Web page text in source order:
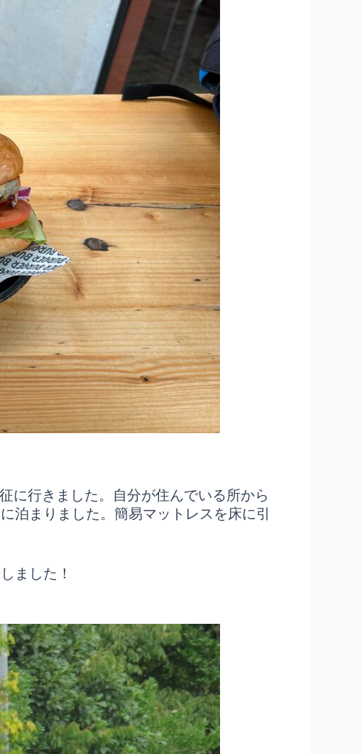
に行きました。自分が住んでいる所から
泊まりました。簡易マットレスを床に引
ました！